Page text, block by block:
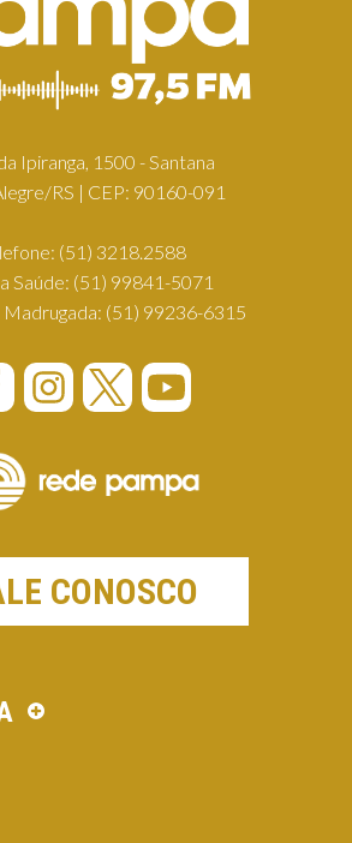
Ipiranga, 1500 - Santana
RS | CEP: 90160-091
(51) 3218.2588
Saúde: (51) 99841-5071
Madrugada: (51) 99236-6315
CONOSCO